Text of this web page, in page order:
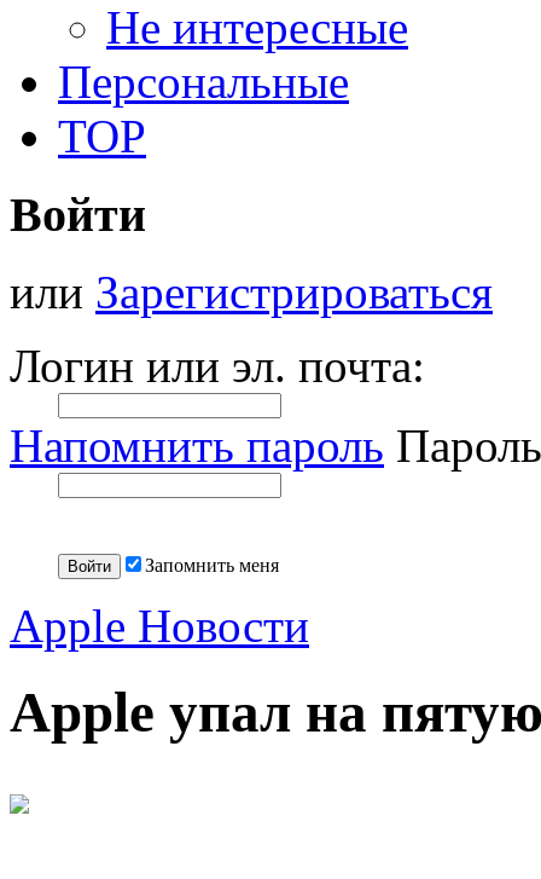
Не интересные
Персональные
TOP
Войти
или Зарегистрироваться
Логин или эл. почта:
Напомнить пароль
Запомнить меня
Apple Новости
Apple упал на